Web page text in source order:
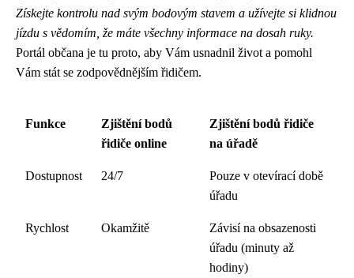
Získejte kontrolu nad svým bodovým stavem a užívejte si klidnou
jízdu s vědomím, že máte všechny informace na dosah ruky.
Portál občana je tu proto, aby Vám usnadnil život a pomohl
Vám stát se zodpovědnějším řidičem.
Funkce
Zjištění bodů
řidiče online
Zjištění bodů řidiče
na úřadě
Dostupnost 24/7
Pouze v otevírací době
úřadu
Rychlost Okamžitě
Závisí na obsazenosti
úřadu (minuty až
hodiny)